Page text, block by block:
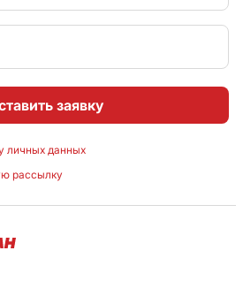
заявку
личных данных
рассылку